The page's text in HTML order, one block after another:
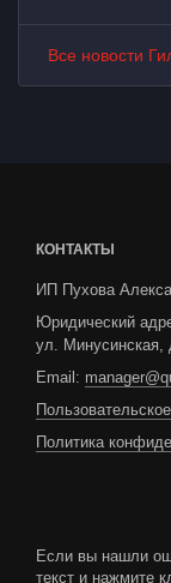
Все новости
КОНТАКТЫ
ИП Пухова
Юридический
ул. Минусинская,
Email:
Политика
Если вы нашли
текст и нажмите